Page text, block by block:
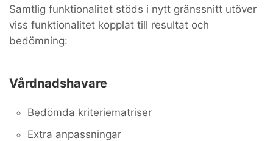
Samtlig funktionalitet stöds i nytt gränssnitt utöver
viss funktionalitet kopplat till resultat och
bedömning:
Vårdnadshavare
Bedömda kriteriematriser
Extra anpassningar